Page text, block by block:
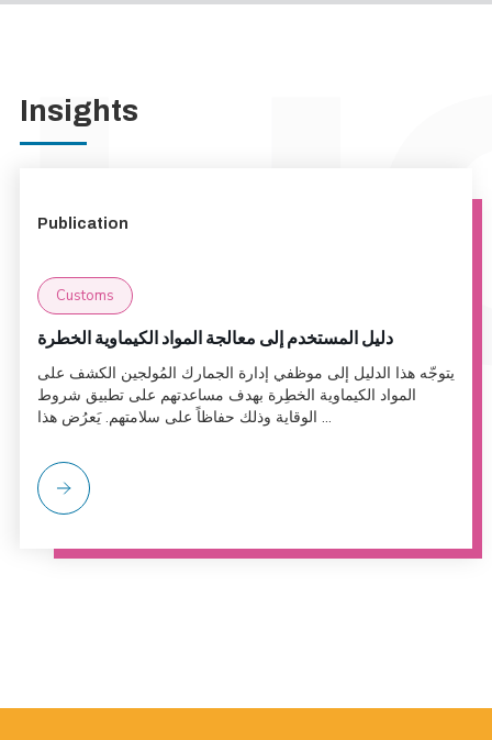
Insights
Publication
Customs
دليل المستخدم إلى معالجة المواد الكيماوية الخطرة
يتوجّه هذا الدليل إلى موظفي إدارة الجمارك المُولجين الكشف على
المواد الكيماوية الخطِرة بهدف مساعدتهم على تطبيق شروط
الوقاية وذلك حفاظاً على سلامتهم. يَعرُض هذا ...